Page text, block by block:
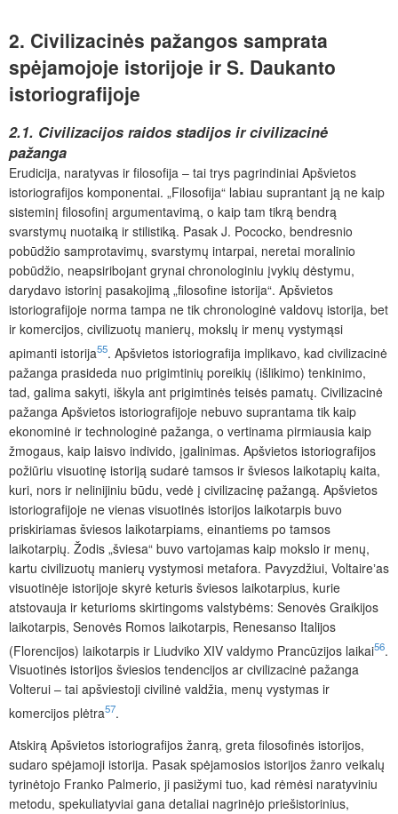
2. Civilizacinės pažangos samprata
spėjamojoje istorijoje ir S. Daukanto
istoriografijoje
2.1. Civilizacijos raidos stadijos ir civilizacinė
pažanga
Erudicija, naratyvas ir filosofija – tai trys pagrindiniai Apšvietos
istoriografijos komponentai. „Filosofija“ labiau suprantant ją ne kaip
sisteminį filosofinį argumentavimą, o kaip tam tikrą bendrą
svarstymų nuotaiką ir stilistiką. Pasak J. Pococko, bendresnio
pobūdžio samprotavimų, svarstymų intarpai, neretai moralinio
pobūdžio, neapsiribojant grynai chronologiniu įvykių dėstymu,
darydavo istorinį pasakojimą „filosofine istorija“. Apšvietos
istoriografijoje norma tampa ne tik chronologinė valdovų istorija, bet
ir komercijos, civilizuotų manierų, mokslų ir menų vystymąsi
apimanti istorija55. Apšvietos istoriografija implikavo, kad civilizacinė
pažanga prasideda nuo prigimtinių poreikių (išlikimo) tenkinimo,
tad, galima sakyti, iškyla ant prigimtinės teisės pamatų. Civilizacinė
pažanga Apšvietos istoriografijoje nebuvo suprantama tik kaip
ekonominė ir technologinė pažanga, o vertinama pirmiausia kaip
žmogaus, kaip laisvo individo, įgalinimas. Apšvietos istoriografijos
požiūriu visuotinę istoriją sudarė tamsos ir šviesos laikotapių kaita,
kuri, nors ir nelinijiniu būdu, vedė į civilizacinę pažangą. Apšvietos
istoriografijoje ne vienas visuotinės istorijos laikotarpis buvo
priskiriamas šviesos laikotarpiams, einantiems po tamsos
laikotarpių. Žodis „šviesa“ buvo vartojamas kaip mokslo ir menų,
kartu civilizuotų manierų vystymosi metafora. Pavyzdžiui, Voltaireʼas
visuotinėje istorijoje skyrė keturis šviesos laikotarpius, kurie
atstovauja ir keturioms skirtingoms valstybėms: Senovės Graikijos
laikotarpis, Senovės Romos laikotarpis, Renesanso Italijos
(Florencijos) laikotarpis ir Liudviko XIV valdymo Prancūzijos laikai56.
Visuotinės istorijos šviesios tendencijos ar civilizacinė pažanga
Volterui – tai apšviestoji civilinė valdžia, menų vystymas ir
komercijos plėtra57.
Atskirą Apšvietos istoriografijos žanrą, greta filosofinės istorijos,
sudaro spėjamoji istorija. Pasak spėjamosios istorijos žanro veikalų
tyrinėtojo Franko Palmerio, ji pasižymi tuo, kad rėmėsi naratyviniu
metodu, spekuliatyviai gana detaliai nagrinėjo priešistorinius,